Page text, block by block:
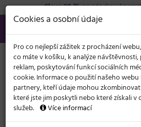
Sleva 20 %na pánskou
566 440 099
info@svetkadernictvi.cz
Po−pá: 8−17
Vše o nákupu
KATEGORIE
MENU
Vlasová kosmetika Masky a péče
Cookies a osobní údaje
Pro co nejlepší zážitek z procházení
co máte v košíku, k analýze
reklam, poskytování funkcí sociálních
cookie. Informace o použití našeho webu
partnery, kteří údaje mohou
které jste jim poskytli nebo které získali v
služeb.
Více informací